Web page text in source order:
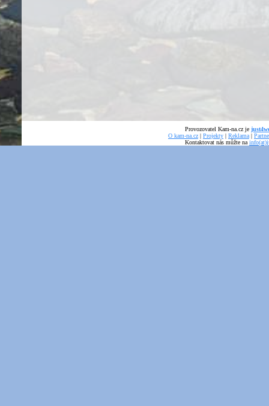
Provozovatel Kam-na.cz je
O kam-na.cz | Projekty | Reklama |
Kontaktovat nás můžte na